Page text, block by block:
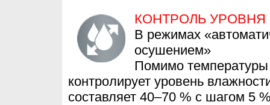
КОНТРОЛЬ
В режимах
осушением»
Помимо
контролирует уровень
составляет 40–70 % с шагом 5